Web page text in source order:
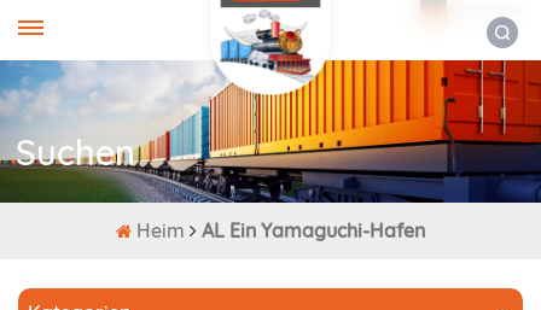
Suchen
Heim AL Ein Yamaguchi-Hafen